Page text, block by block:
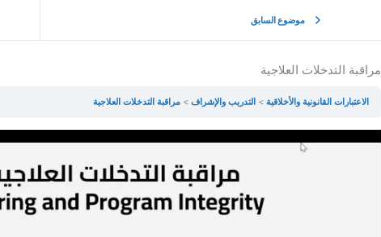
موضوع السابق
مراقبة التدخلات العلاجية
الاعتبارات القانونية والأخلاقية التدريب والإشراف مراقبة التدخلات العلاجية